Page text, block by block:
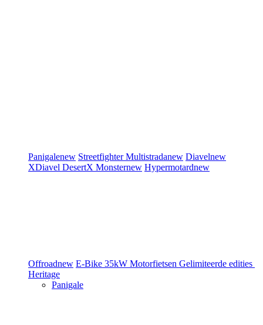
Panigalenew StreetfighterMultistradanew Diavelnew
XDiavel DesertX Monsternew Hypermotardnew
Offroadnew E-Bike 35kW Motorfietsen Gelimiteerde edities
Heritage
Panigale